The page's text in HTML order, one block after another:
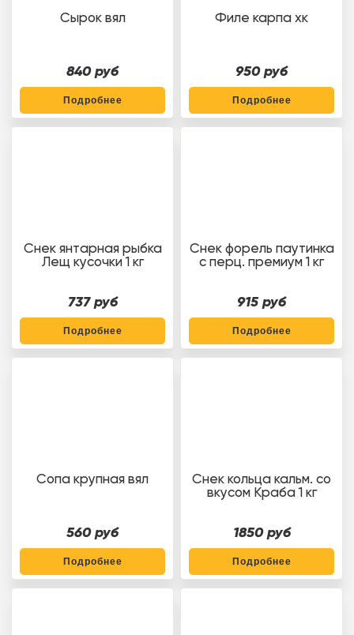
Сырок вял
840 руб
Подробнее
Филе карпа хк
950 руб
Подробнее
Снек янтарная рыбка
Лещ кусочки 1 кг
737 руб
Подробнее
Снек форель паутинка
с перц. премиум 1 кг
915 руб
Подробнее
Сопа крупная вял
560 руб
Подробнее
Снек кольца кальм. со
вкусом Краба 1 кг
1850 руб
Подробнее